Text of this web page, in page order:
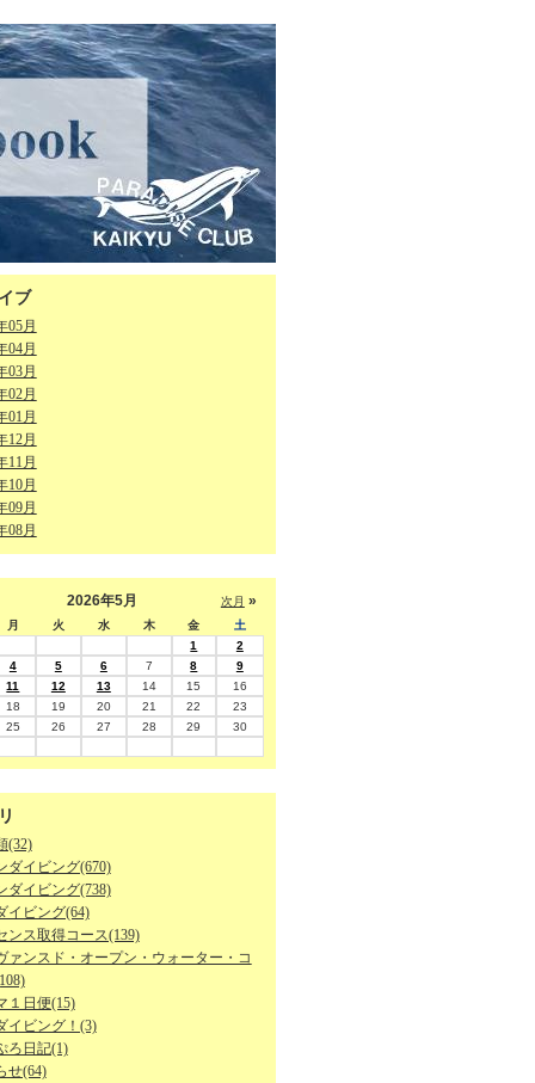
ブ
05月
04月
03月
02月
01月
12月
11月
10月
09月
08月
次月 »
2026年5月
月 火 水 木 金
土
1
2
4 5 6 7 8
9
11 12 13 14 15
16
18 19 20 21 22
23
25 26 27 28 29
30
(32)
ダイビング(670)
ダイビング(738)
イビング(64)
ンス取得コース(139)
ァンスド・オープン・ウォーター・コ
１日便(15)
イビング！(3)
ろ日記(1)
せ(64)